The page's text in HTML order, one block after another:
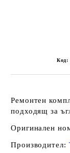
Код:
Ремонтен
подходящ за
Оригинален
Производител: